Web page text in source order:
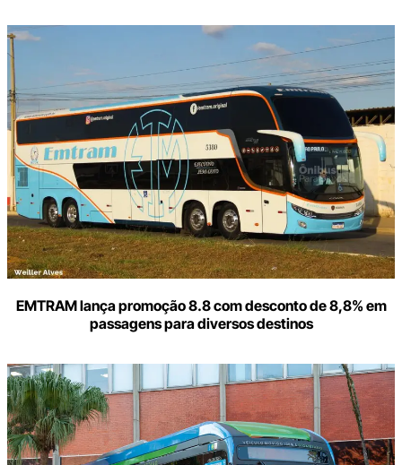
EMTRAM lança promoção 8.8 com desconto de 8,8% em
passagens para diversos destinos
Digite
aqui
o
seu
e-
mail